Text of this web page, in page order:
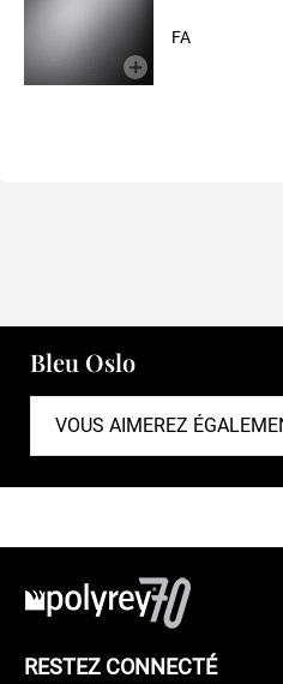
FA
Bleu Oslo
RESTEZ CONNECTÉ